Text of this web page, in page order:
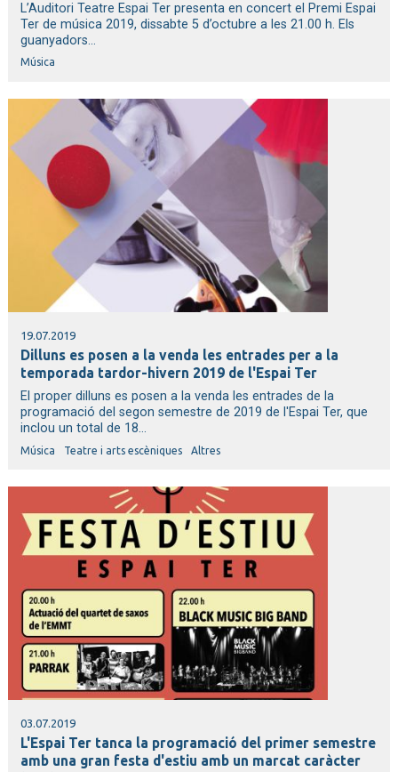
L’Auditori Teatre Espai Ter presenta en concert el Premi Espai
Ter de música 2019, dissabte 5 d’octubre a les 21.00 h. Els
guanyadors...
Música
19.07.2019
Dilluns es posen a la venda les entrades per a la
temporada tardor-hivern 2019 de l'Espai Ter
El proper dilluns es posen a la venda les entrades de la
programació del segon semestre de 2019 de l'Espai Ter, que
inclou un total de 18...
Música Teatre i arts escèniques Altres
03.07.2019
L'Espai Ter tanca la programació del primer semestre
amb una gran festa d'estiu amb un marcat caràcter